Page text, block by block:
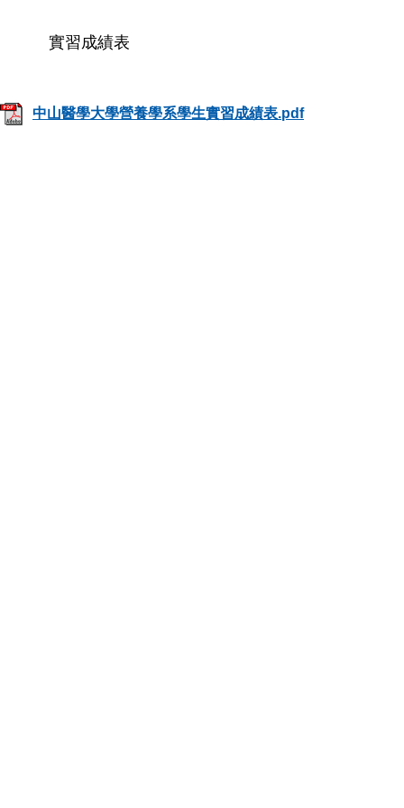
實習成績表
中山醫學大學營養學系學生實習成績表.pdf